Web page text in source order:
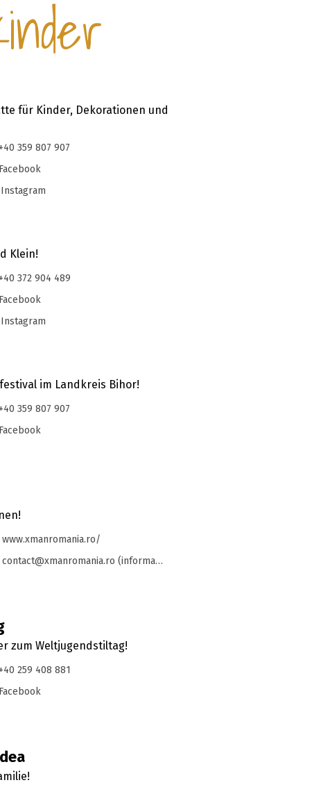
für Kinder, Dekorationen und
+40 359 807 907
Facebook
Instagram
Klein!
+40 372 904 489
Facebook
Instagram
im Landkreis Bihor!
+40 359 807 907
Facebook
www.xmanromania.ro/
contact@xmanromania.ro (informații)
zum Weltjugendstiltag!
+40 259 408 881
Facebook